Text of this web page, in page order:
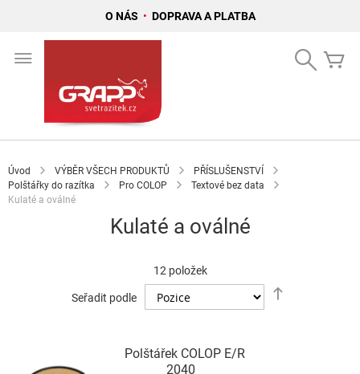
O NÁS • DOPRAVA A PLATBA
Search
Úvod VÝBĚR VŠECH PRODUKTŮ
PŘÍSLUŠENSTVÍ
Polštářky do razítka
Pro COLOP
Textové bez data
Kulaté a oválné
Kulaté a oválné
12 položek
Seřadit podle
Polštářek COLOP E/R
2040